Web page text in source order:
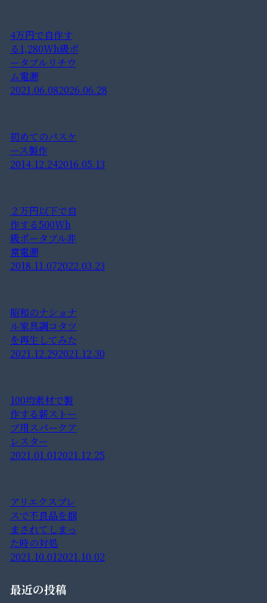
4万円で自作す
る1,280Wh級ポ
ータブルリチウ
ム電源
2021.06.082026.06.28
初めてのパスケ
ース製作
2014.12.242016.05.13
２万円以下で自
作する500Wh
級ポータブル非
常電源
2018.11.072022.03.23
昭和のナショナ
ル家具調コタツ
を再生してみた
2021.12.292021.12.30
100均素材で製
作する薪ストー
ブ用スパークア
レスター
2021.01.012021.12.25
アリエクスプレ
スで不良品を掴
まされてしまっ
た時の対処
2021.10.012021.10.02
最近の投稿